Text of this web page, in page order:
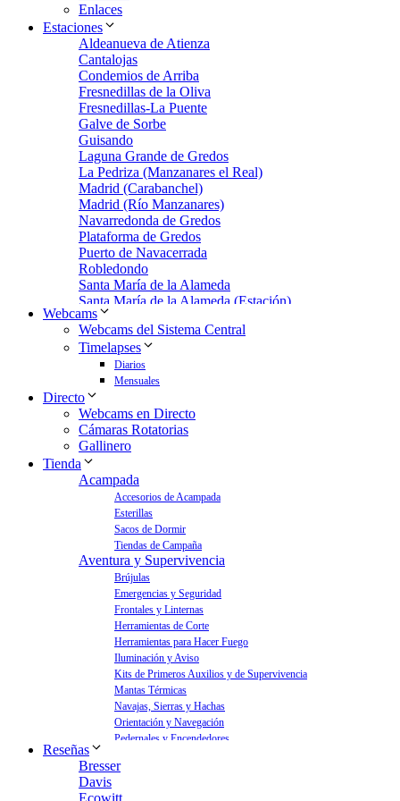
Enlaces
Estaciones
Aldeanueva de Atienza
Cantalojas
Condemios de Arriba
Fresnedillas de la Oliva
Fresnedillas-La Puente
Galve de Sorbe
Guisando
Laguna Grande de Gredos
La Pedriza (Manzanares el Real)
Madrid (Carabanchel)
Madrid (Río Manzanares)
Navarredonda de Gredos
Plataforma de Gredos
Puerto de Navacerrada
Robledondo
Santa María de la Alameda
Santa María de la Alameda (Estación)
Zarzalejo
Zarzalejo Estación
Zarzalejo-Machotas
Webcams
Webcams del Sistema Central
Timelapses
Diarios
Mensuales
Directo
Webcams en Directo
Cámaras Rotatorias
Gallinero
Tienda
Acampada
Accesorios de Acampada
Esterillas
Sacos de Dormir
Tiendas de Campaña
Aventura y Supervivencia
Brújulas
Emergencias y Seguridad
Frontales y Linternas
Herramientas de Corte
Herramientas para Hacer Fuego
Iluminación y Aviso
Kits de Primeros Auxilios y de Supervivencia
Mantas Térmicas
Navajas, Sierras y Hachas
Orientación y Navegación
Pedernales y Encendedores
Aves y Jardín
Bebederos para Aves
Reseñas
Bresser
Davis
Ecowitt